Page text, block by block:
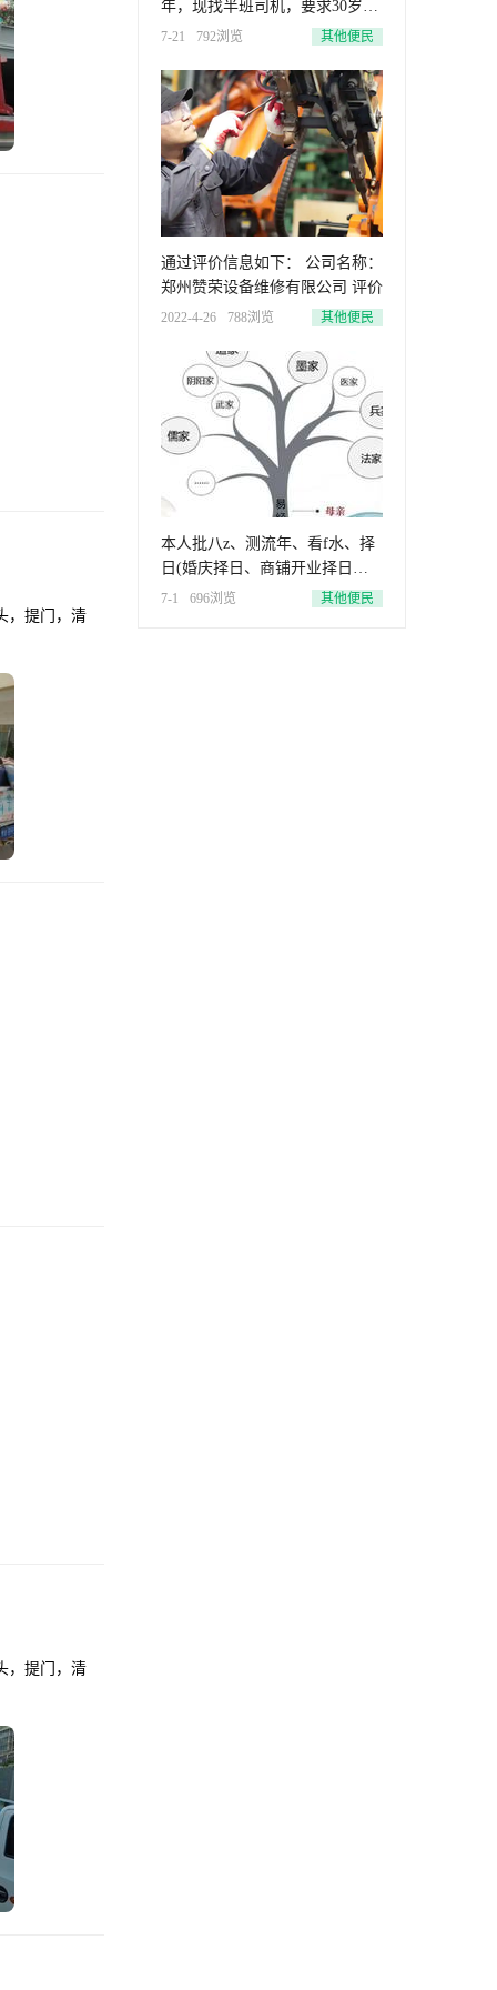
，提门，清
，提门，清
年，现找半班司机，要求30岁至
5
7-21 792浏览 其他便民
通过评价信息如下： 公司名称：
郑州赞荣设备维修有限公司 评价
2022-4-26 788浏览 其他便民
本人批八z、测流年、看f水、择
日(婚庆择日、商铺开业择日、
搬
7-1 696浏览 其他便民